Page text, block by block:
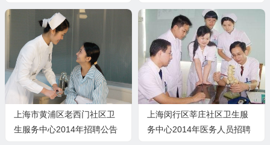
上海市黄浦区老西门社区卫
生服务中心2014年招聘公告
上海闵行区莘庄社区卫生服
务中心2014年医务人员招聘